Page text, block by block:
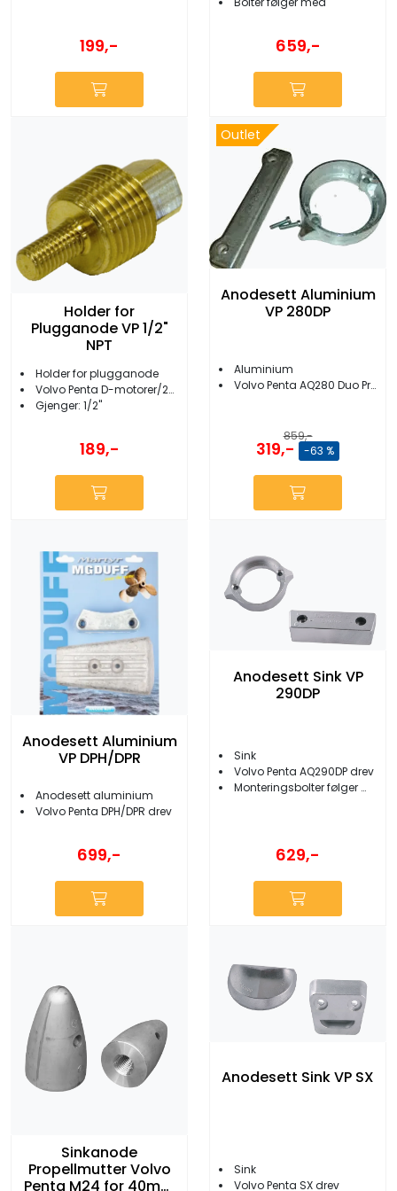
199,- 659,-
Holder for
Plugganode VP 1/2"
NPT
Holder for plugganode
Volvo Penta D-motorer/2001-2002-2003
Gjenger: 1/2"
189,-
Outlet
Anodesett Aluminium
VP 280DP
Aluminium
Volvo Penta AQ280 Duo Prop
859,-
319,- -63 %
Anodesett Aluminium
VP DPH/DPR
Anodesett aluminium
Volvo Penta DPH/DPR drev
699,-
Anodesett Sink VP
290DP
Sink
Volvo Penta AQ290DP drev
Monteringsbolter følger med
629,-
Sinkanode
Propellmutter Volvo
Penta M24 for 40mm
Anodesett Sink VP SX
Sink
Volvo Penta SX drev